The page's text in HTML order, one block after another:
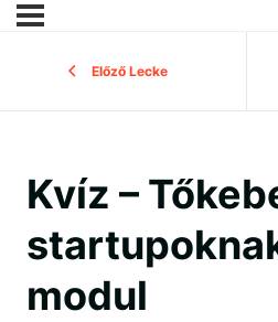
Előző Lecke
Kvíz –
modul